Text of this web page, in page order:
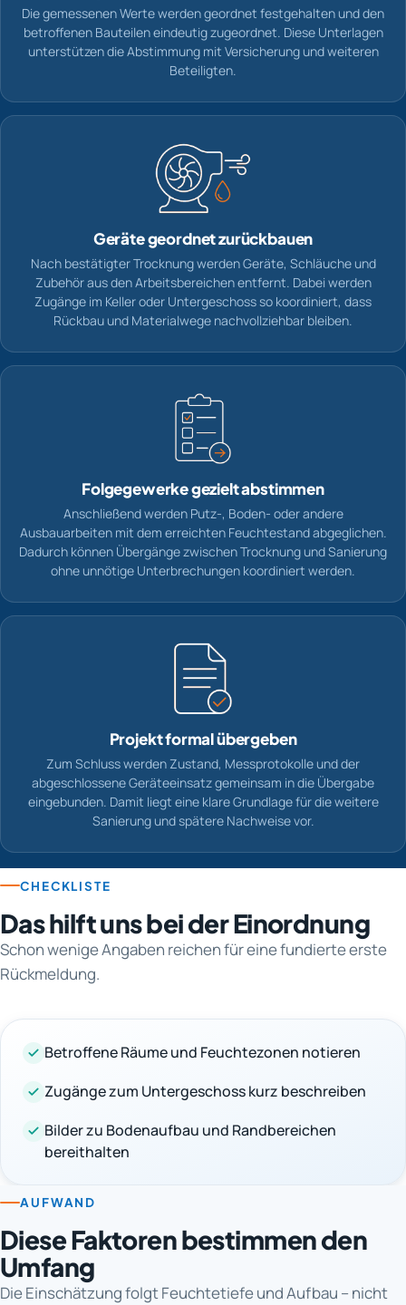
Die gemessenen Werte werden geordnet festgehalten und den
betroffenen Bauteilen eindeutig zugeordnet. Diese Unterlagen
unterstützen die Abstimmung mit Versicherung und weiteren
Beteiligten.
Geräte geordnet zurückbauen
Nach bestätigter Trocknung werden Geräte, Schläuche und
Zubehör aus den Arbeitsbereichen entfernt. Dabei werden
Zugänge im Keller oder Untergeschoss so koordiniert, dass
Rückbau und Materialwege nachvollziehbar bleiben.
Folgegewerke gezielt abstimmen
Anschließend werden Putz-, Boden- oder andere
Ausbauarbeiten mit dem erreichten Feuchtestand abgeglichen.
Dadurch können Übergänge zwischen Trocknung und Sanierung
ohne unnötige Unterbrechungen koordiniert werden.
Projekt formal übergeben
Zum Schluss werden Zustand, Messprotokolle und der
abgeschlossene Geräteeinsatz gemeinsam in die Übergabe
eingebunden. Damit liegt eine klare Grundlage für die weitere
Sanierung und spätere Nachweise vor.
CHECKLISTE
Das hilft uns bei der Einordnung
Schon wenige Angaben reichen für eine fundierte erste
Rückmeldung.
Betroffene Räume und Feuchtezonen notieren
Zugänge zum Untergeschoss kurz beschreiben
Bilder zu Bodenaufbau und Randbereichen
bereithalten
AUFWAND
Diese Faktoren bestimmen den
Umfang
Die Einschätzung folgt Feuchtetiefe und Aufbau – nicht